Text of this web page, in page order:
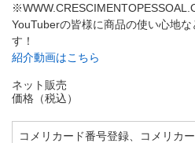
YouTuberの皆様に商品の使い心地
す！
紹介動画はこちら
ネット販売
価格（税込）
コメリカード番号登録、コメリカ